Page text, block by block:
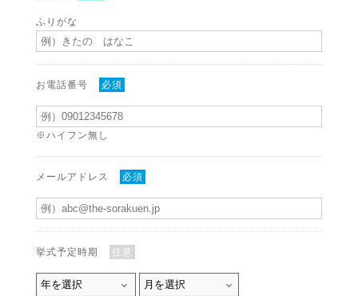
ふりがな
お電話番号 必須
※ハイフン無し
メールアドレス 必須
挙式予定時期 任意